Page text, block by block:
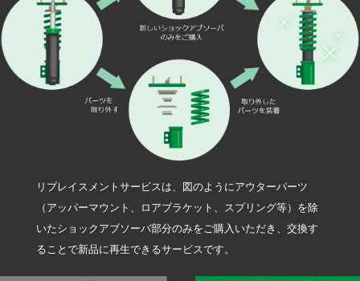
リプレイスメントサービスは、図のようにアウターパーツ
（アッパーマウント、ロアブラケット、スプリング等）を除
いたショックアブソーバ部分のみをご購入いただき、交換す
ることで新品に再生できるサービスです。